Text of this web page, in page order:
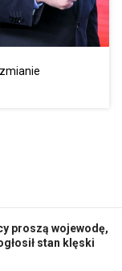
proszą wojewodę,
stan klęski